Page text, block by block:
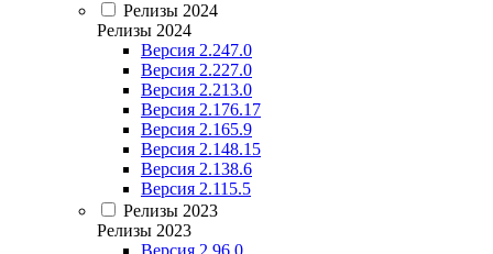
Релизы 2024
Релизы 2024
Версия 2.247.0
Версия 2.227.0
Версия 2.213.0
Версия 2.176.17
Версия 2.165.9
Версия 2.148.15
Версия 2.138.6
Версия 2.115.5
Релизы 2023
Релизы 2023